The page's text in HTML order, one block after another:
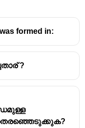
formed in:
?